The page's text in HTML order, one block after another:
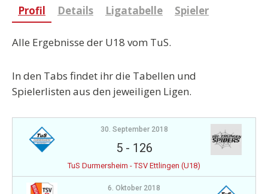
Profil Details Ligatabelle Spieler
Alle Ergebnisse der U18 vom TuS.
In den Tabs findet ihr die Tabellen und
Spielerlisten aus den jeweiligen Ligen.
30. September 2018
5- 126
TuS Durmersheim - TSV Ettlingen (U18)
6. Oktober 2018